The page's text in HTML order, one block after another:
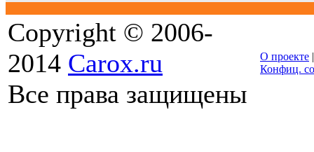
Copyright © 2006-
2014 Carox.ru
Все права защищены
О проекте
Конфиц.